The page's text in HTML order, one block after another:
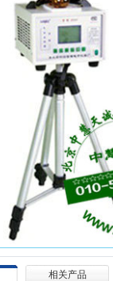
相关产品